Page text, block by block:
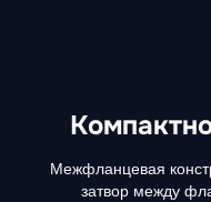
Межфланцевая
затвор между